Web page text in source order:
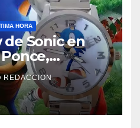
HORA
Sonic en
el que
REDACCION